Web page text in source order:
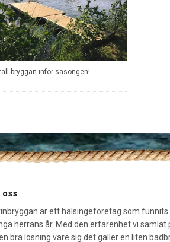
bryggan inför säsongen!
oss
är ett hälsingeföretag som
herrans år. Med den erfarenhet vi samlat
bra lösning vare sig det gäller en liten